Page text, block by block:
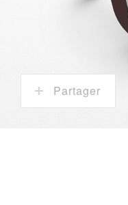
Partager